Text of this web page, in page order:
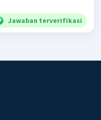
Jawaban terverifikasi